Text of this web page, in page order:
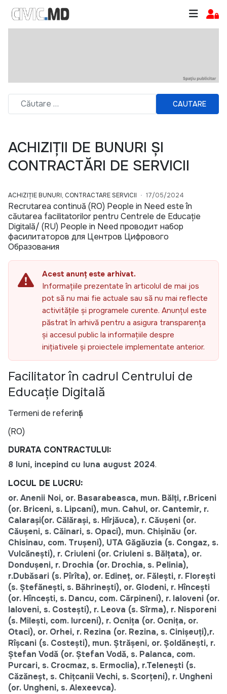
CAUTARE
ACHIZIȚII DE BUNURI ȘI
CONTRACTĂRI DE SERVICII
ACHIZIȚIE BUNURI, CONTRACTARE SERVICII 17/05/2024
Recrutarea continuă (RO) People in Need este în
căutarea facilitatorilor pentru Centrele de Educație
Digitală/ (RU) People in Need проводит набор
фасилитаторов для Центров Цифрового
Образования
Acest anunț este arhivat.
Informațiile prezentate în articolul de mai jos
pot să nu mai fie actuale sau să nu mai reflecte
activitățile și programele curente. Anunțul este
păstrat în arhivă pentru a asigura transparența
și accesul public la informațiile despre
inițiativele și proiectele implementate anterior.
Facilitator în cadrul Centrului de
Educație Digitală
Termeni de referință
(RO)
DURATA CONTRACTULUI:
8 luni, incepind cu luna august 2024.
LOCUL DE LUCRU:
or. Anenii Noi, or. Basarabeasca, mun. Bălți, r.Briceni
(or. Briceni, s. Lipcani), mun. Cahul, or. Cantemir, r.
Calarași(or. Călărași, s. Hîrjăuca), r. Căușeni (or.
Căușeni, s. Căinari, s. Opaci), mun. Chișinău (or.
Chisinau, com. Trușeni), UTA Găgăuzia (s. Congaz, s.
Vulcănești), r. Criuleni (or. Criuleni s. Bălțata), or.
Dondușeni, r. Drochia (or. Drochia, s. Pelinia),
r.Dubăsari (s. Pîrîta), or. Edineț, or. Fălești, r. Florești
(s. Ștefănești, s. Băhrinești), or. Glodeni, r. Hîncești
(or. Hîncești, s. Dancu, com. Cărpineni), r. Ialoveni (or.
Ialoveni, s. Costești), r. Leova (s. Sîrma), r. Nisporeni
(s. Milești, com. Iurceni), r. Ocnița (or. Ocnița, or.
Otaci), or. Orhei, r. Rezina (or. Rezina, s. Cinișeuți),r.
Rîșcani (s. Costești), mun. Ștrășeni, or. Șoldănești, r.
Ştefan Vodă (or. Ştefan Vodă, s. Palanca, com.
Purcari, s. Crocmaz, s. Ermoclia), r.Telenești (s.
Căzăneșt, s. Chițcanii Vechi, s. Scorțeni), r. Ungheni
(or. Ungheni, s. Alexeevca).